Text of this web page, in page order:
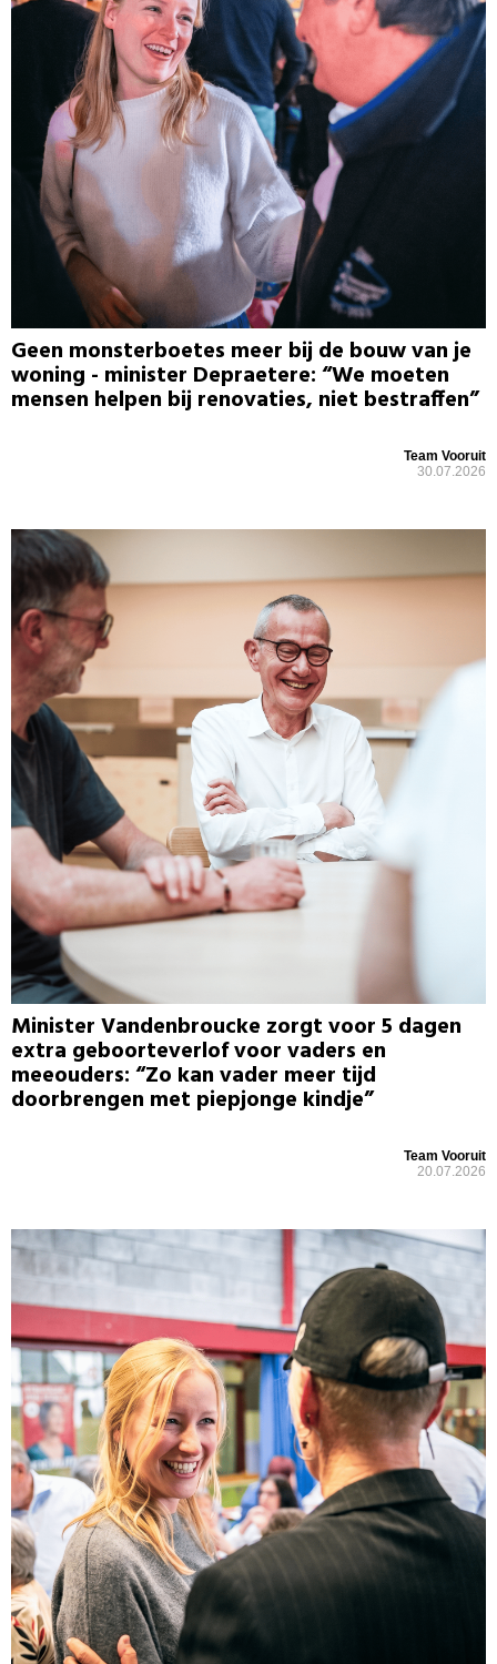
Geen monsterboetes meer bij de bouw van je
woning - minister Depraetere: “We moeten
mensen helpen bij renovaties, niet bestraffen”
Team Vooruit
30.07.2026
Minister Vandenbroucke zorgt voor 5 dagen
extra geboorteverlof voor vaders en
meeouders: “Zo kan vader meer tijd
doorbrengen met piepjonge kindje”
Team Vooruit
20.07.2026